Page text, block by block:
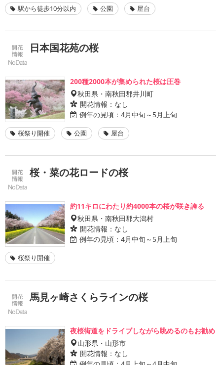
駅から徒歩10分以内 公園 屋台
日本国花苑の桜
200種2000本が集められた桜は圧巻
秋田県・南秋田郡井川町
開花情報： なし
例年の見頃： 4月中旬～5月上旬
桜祭り開催 公園 屋台
桜・菜の花ロードの桜
約11キロにわたり約4000本の桜が咲き誇る
秋田県・南秋田郡大潟村
開花情報： なし
例年の見頃： 4月中旬～5月上旬
桜祭り開催
馬見ヶ崎さくらラインの桜
夜桜街道をドライブしながら眺めるのもお勧め
山形県・山形市
開花情報： なし